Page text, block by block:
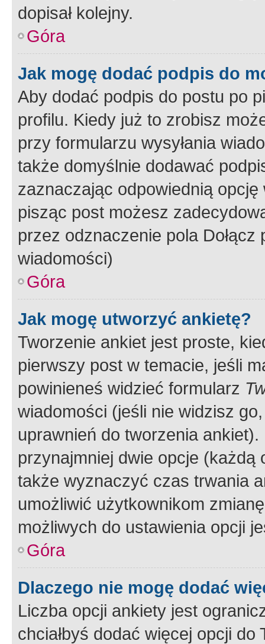
dopisał kolejny.
Góra
Jak mogę dodać podpis do
Aby dodać podpis do postu po
profilu. Kiedy już to zrobisz
przy formularzu wysyłania
także domyślnie dodawać
zaznaczając odpowiednią
pisząc post możesz
przez odznaczenie pola
wiadomości)
Góra
Jak mogę utworzyć ankietę?
Tworzenie ankiet jest proste,
pierwszy post w temacie, jeśli
powinieneś widzieć formularz
wiadomości (jeśli nie widzisz
uprawnień do tworzenia
przynajmniej dwie opcje
także wyznaczyć czas trwania
umożliwić użytkownikom
możliwych do ustawienia opcji
Góra
Dlaczego nie mogę dodać
Liczba opcji ankiety jest
chciałbyś dodać więcej opcji